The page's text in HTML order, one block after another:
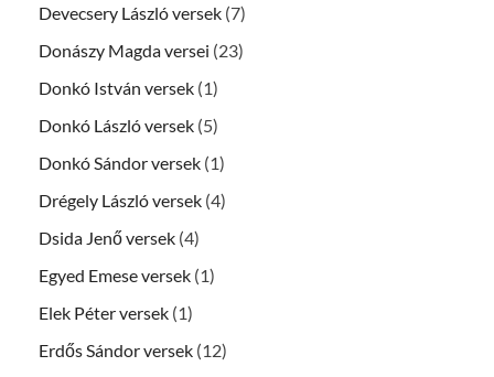
Devecsery László versek (7)
Donászy Magda versei (23)
Donkó István versek (1)
Donkó László versek (5)
Donkó Sándor versek (1)
Drégely László versek (4)
Dsida Jenő versek (4)
Egyed Emese versek (1)
Elek Péter versek (1)
Erdős Sándor versek (12)